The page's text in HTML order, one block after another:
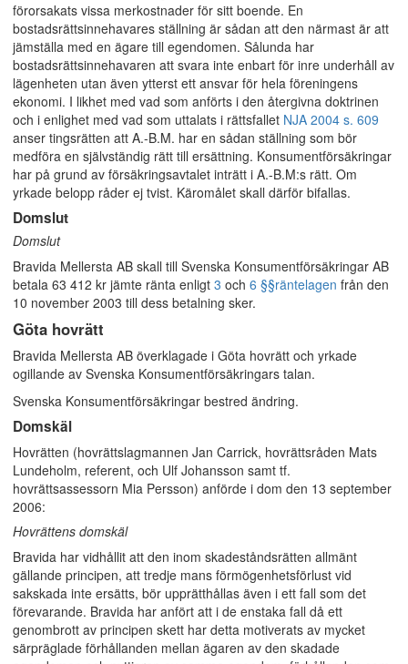
förorsakats vissa merkostnader för sitt boende. En
bostadsrättsinnehavares ställning är sådan att den närmast är att
jämställa med en ägare till egendomen. Sålunda har
bostadsrättsinnehavaren att svara inte enbart för inre underhåll av
lägenheten utan även ytterst ett ansvar för hela föreningens
ekonomi. I likhet med vad som anförts i den återgivna doktrinen
och i enlighet med vad som uttalats i rättsfallet NJA 2004 s. 609
anser tingsrätten att A.-B.M. har en sådan ställning som bör
medföra en självständig rätt till ersättning. Konsumentförsäkringar
har på grund av försäkringsavtalet inträtt i A.-B.M:s rätt. Om
yrkade belopp råder ej tvist. Käromålet skall därför bifallas.
Domslut
Domslut
Bravida Mellersta AB skall till Svenska Konsumentförsäkringar AB
betala 63 412 kr jämte ränta enligt 3 och 6 §§räntelagen från den
10 november 2003 till dess betalning sker.
Göta hovrätt
Bravida Mellersta AB överklagade i Göta hovrätt och yrkade
ogillande av Svenska Konsumentförsäkringars talan.
Svenska Konsumentförsäkringar bestred ändring.
Domskäl
Hovrätten (hovrättslagmannen Jan Carrick, hovrättsråden Mats
Lundeholm, referent, och Ulf Johansson samt tf.
hovrättsassessorn Mia Persson) anförde i dom den 13 september
2006:
Hovrättens domskäl
Bravida har vidhållit att den inom skadeståndsrätten allmänt
gällande principen, att tredje mans förmögenhetsförlust vid
sakskada inte ersätts, bör upprätthållas även i ett fall som det
förevarande. Bravida har anfört att i de enstaka fall då ett
genombrott av principen skett har detta motiverats av mycket
särpräglade förhållanden mellan ägaren av den skadade